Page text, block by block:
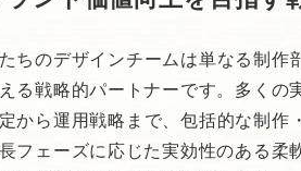
ちのデザインチームは単なる制作
る戦略的パートナーです。多くの
から運用戦略まで、包括的な制作
フェーズに応じた実効性のある柔